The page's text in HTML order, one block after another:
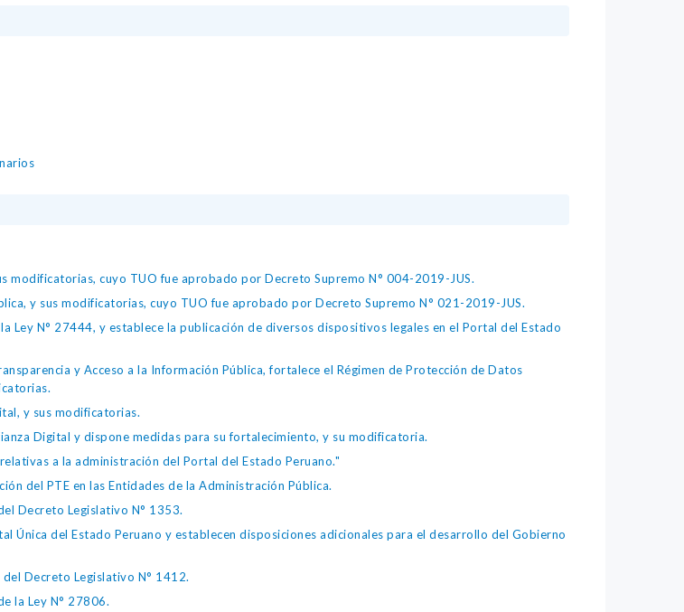
modificatorias, cuyo TUO fue aprobado por Decreto Supremo N° 004-2019-JUS.
y sus modificatorias, cuyo TUO fue aprobado por Decreto Supremo N° 021-2019-JUS.
Ley N° 27444, y establece la publicación de diversos dispositivos legales en el Portal del Estado
y Acceso a la Información Pública, fortalece el Régimen de Protección de Datos
y sus modificatorias.
Digital y dispone medidas para su fortalecimiento, y su modificatoria.
a la administración del Portal del Estado Peruano."
del PTE en las Entidades de la Administración Pública.
Decreto Legislativo N° 1353.
Única del Estado Peruano y establecen disposiciones adicionales para el desarrollo del Gobierno
Decreto Legislativo N° 1412.
la Ley N° 27806.